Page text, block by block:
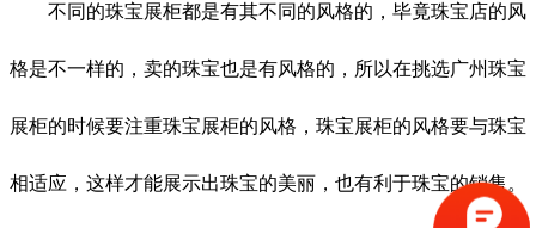
不同的珠宝展柜都是有其不同的风格的，毕竟珠宝店的风
格是不一样的，卖的珠宝也是有风格的，所以在挑选广州珠宝
展柜的时候要注重珠宝展柜的风格，珠宝展柜的风格要与珠宝
相适应，这样才能展示出珠宝的美丽，也有利于珠宝的销售。